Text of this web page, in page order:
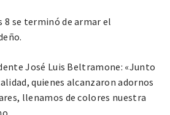
8 se terminó de armar el
José Luis Beltramone: «Junto
quienes alcanzaron adornos
llenamos de colores nuestra